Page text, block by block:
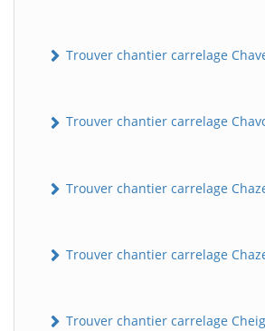
Trouver chantier carrelage
Trouver chantier carrelage
Trouver chantier carrelage
Trouver chantier carrelage
Trouver chantier carrelage